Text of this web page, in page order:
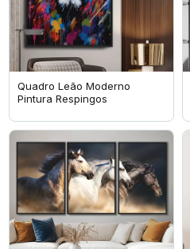
Quadro Leão Moderno
Pintura Respingos